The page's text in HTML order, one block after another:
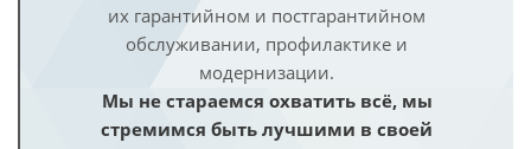
их гарантийном и постгарантийном
обслуживании, профилактике и
модернизации.
Мы не стараемся охватить всё, мы
стремимся быть лучшими в своей